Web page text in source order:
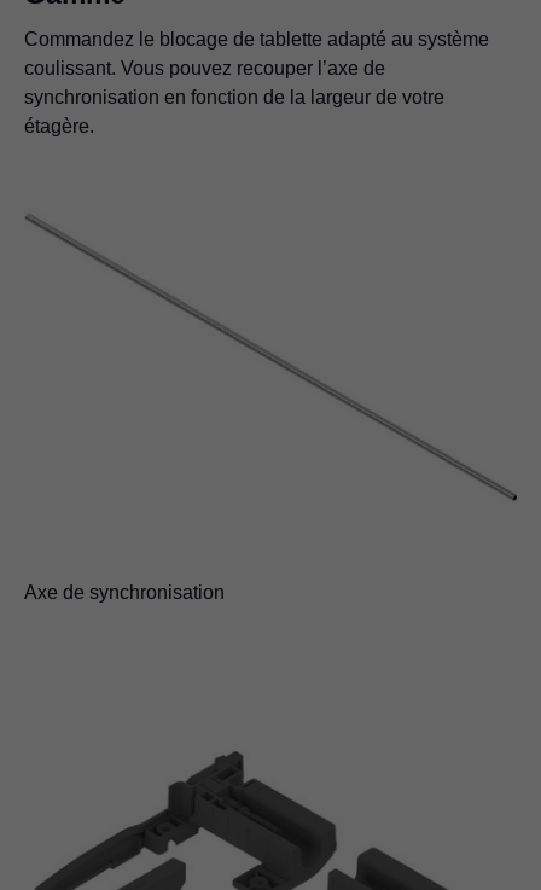
Commandez le blocage de tablette adapté au système
coulissant. Vous pouvez recouper l’axe de
synchronisation en fonction de la largeur de votre
étagère.
Axe de synchronisation